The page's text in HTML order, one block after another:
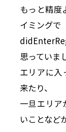
もっと精度
イミングで
思っていま
エリアに入
来たり、
一旦エリア
いことなど